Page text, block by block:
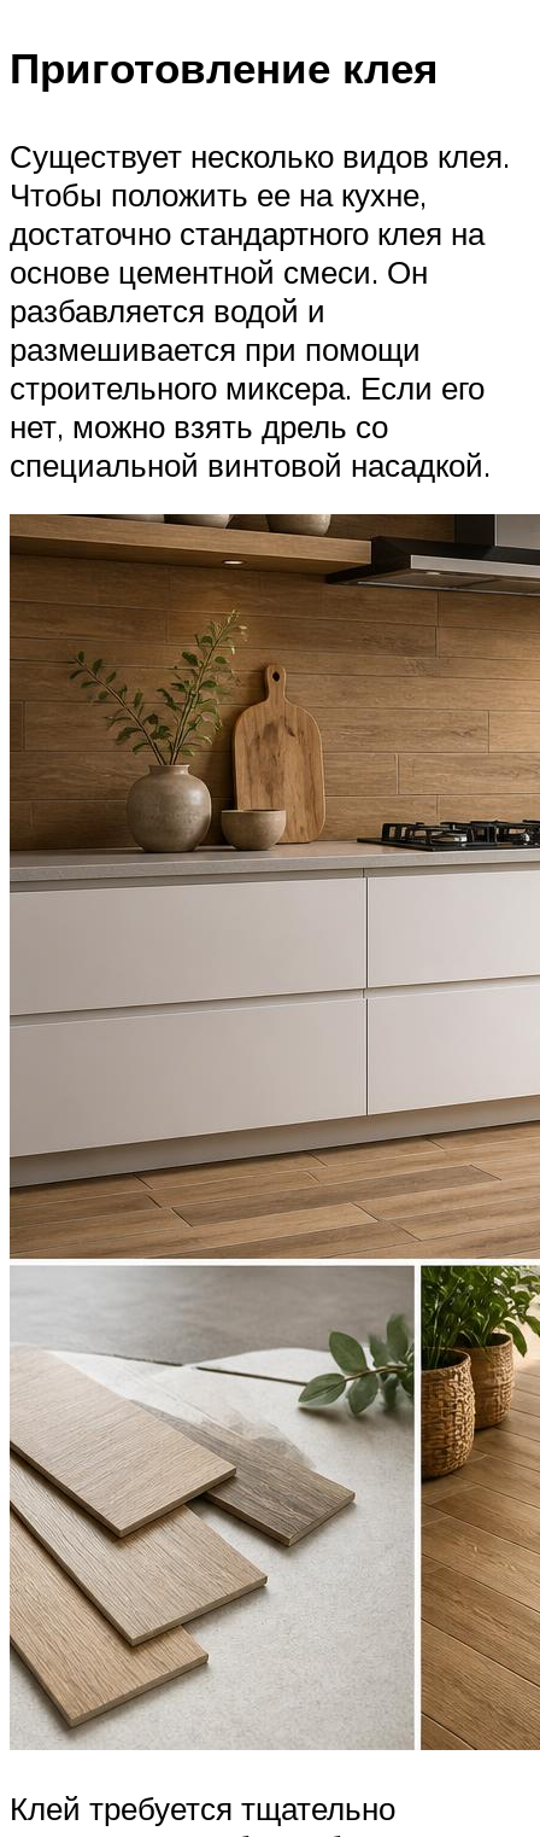
Приготовление клея
Существует несколько видов клея.
Чтобы положить ее на кухне,
достаточно стандартного клея на
основе цементной смеси. Он
разбавляется водой и
размешивается при помощи
строительного миксера. Если его
нет, можно взять дрель со
специальной винтовой насадкой.
Клей требуется тщательно